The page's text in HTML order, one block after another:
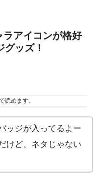
アイコンが格好
ッズ！
読めます。
ッジが入ってるよー
けど、ネタじゃない